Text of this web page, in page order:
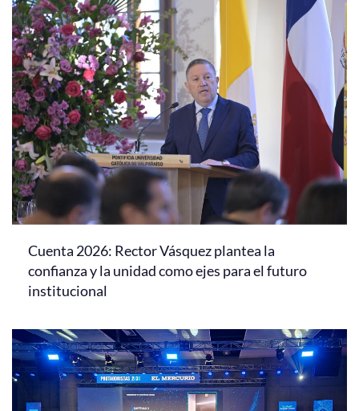
Cuenta 2026: Rector Vásquez plantea la
confianza y la unidad como ejes para el futuro
institucional